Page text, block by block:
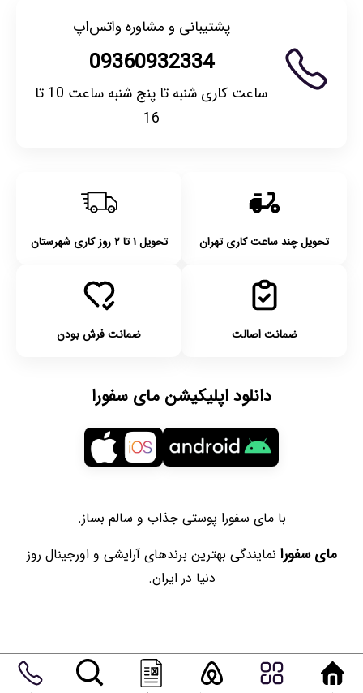
پشتیبانی و مشاوره واتس‌اپ
09360932334
ساعت کاری شنبه تا پنج شنبه ساعت 10 تا
16
تحویل چند ساعت کاری تهران تحویل ۱ تا ۲ روز کاری شهرستان
ضمانت اصالت ضمانت فرش بودن
دانلود اپلیکیشن مای سفورا
با مای سفورا پوستی جذاب و سالم بساز.
مای سفورا نمایندگی بهترین برندهای آرایشی و اورجینال روز
دنیا در ایران.